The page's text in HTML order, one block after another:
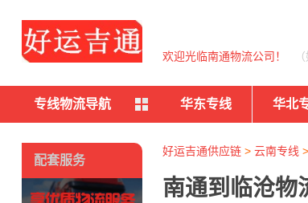
欢迎光临南通物流公司！
专线物流导航 华东专线 华北
好运吉通供应链> 云南专线 >
南通到临沧物
配套服务